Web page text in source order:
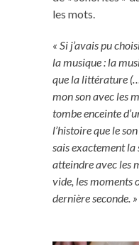
les mots.
« Si j’avais pu
la musique : la
que la littérature
mon son avec les
tombe enceinte
l’histoire que le
sais exactement
atteindre avec les
vide, les moments
dernière seconde. »